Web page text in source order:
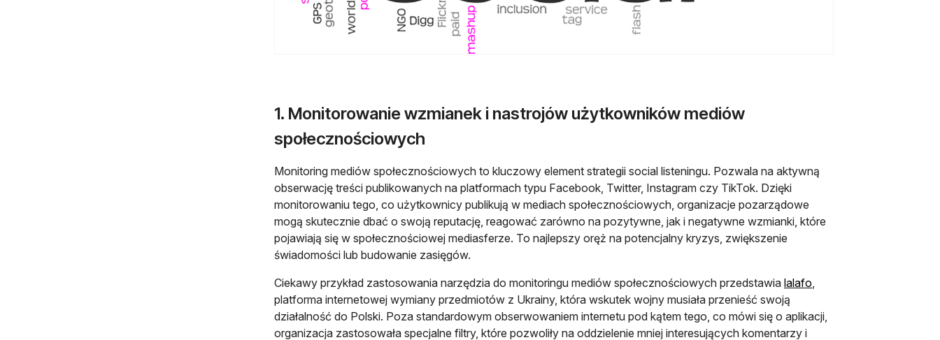
1. Monitorowanie wzmianek i nastrojów użytkowników mediów
społecznościowych
Monitoring mediów społecznościowych to kluczowy element strategii social listeningu. Pozwala na aktywną
obserwację treści publikowanych na platformach typu Facebook, Twitter, Instagram czy TikTok. Dzięki
monitorowaniu tego, co użytkownicy publikują w mediach społecznościowych, organizacje pozarządowe
mogą skutecznie dbać o swoją reputację, reagować zarówno na pozytywne, jak i negatywne wzmianki, które
pojawiają się w społecznościowej mediasferze. To najlepszy oręż na potencjalny kryzys, zwiększenie
świadomości lub budowanie zasięgów.
Ciekawy przykład zastosowania narzędzia do monitoringu mediów społecznościowych przedstawia lalafo
platforma internetowej wymiany przedmiotów z Ukrainy, która wskutek wojny musiała przenieść swoją
działalność do Polski. Poza standardowym obserwowaniem internetu pod kątem tego, co mówi się o aplikacji,
organizacja zastosowała specjalne filtry, które pozwoliły na oddzielenie mniej interesujących komentarzy i